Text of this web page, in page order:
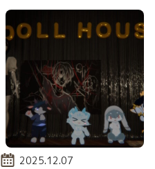
投稿日:
2025.12.07